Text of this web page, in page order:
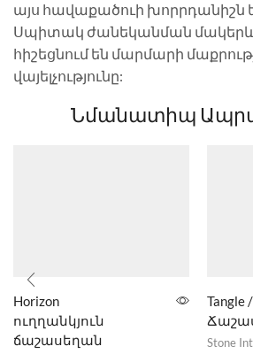
այս հավաքածուի խորրդանիշն
Սպիտակ ժանեկանման
հիշեցնում են մարմարի
վայելչությունը:
Նմանատիպ
Horizon
ուղղանկյուն
ճաշասեղան
Tangle /
Stone